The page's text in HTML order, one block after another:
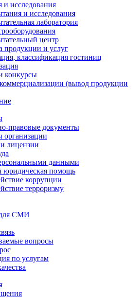
исследования
и исследования
лаборатория
центр
продукции и услуг
классификация гостиниц
конкурсы
(вывод продукции
правовые документы
организации
лицензии
данными
юридическая помощь
коррупции
терроризму
СМИ
вопросы
по услугам